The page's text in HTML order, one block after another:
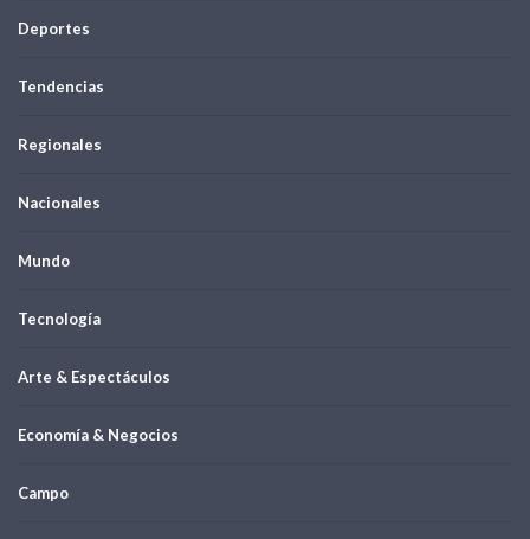
Deportes
Tendencias
Regionales
Nacionales
Mundo
Tecnología
Arte & Espectáculos
Economía & Negocios
Campo